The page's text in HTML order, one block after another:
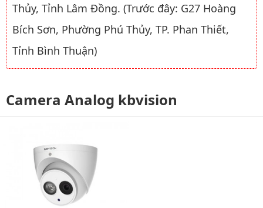
Thủy, Tỉnh Lâm Đồng. (Trước đây: G27 Hoàng
Bích Sơn, Phường Phú Thủy, TP. Phan Thiết,
Tỉnh Bình Thuận)
Camera Analog kbvision